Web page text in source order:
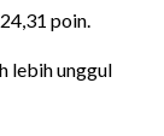
poin.
lebih unggul